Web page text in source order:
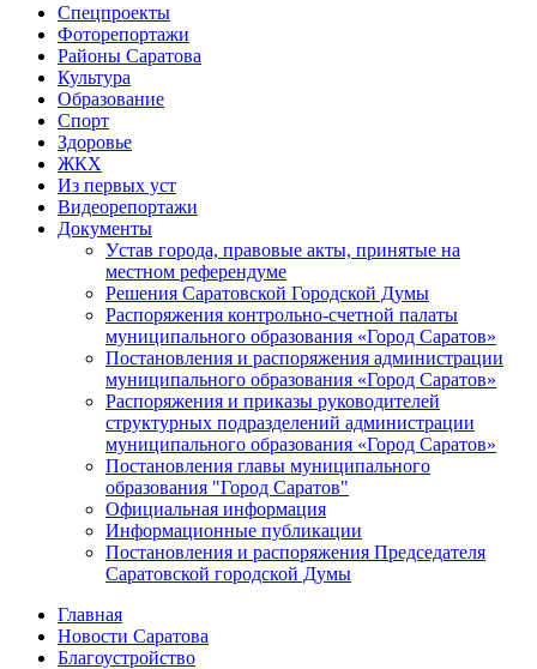
Спецпроекты
Фоторепортажи
Районы Саратова
Культура
Образование
Спорт
Здоровье
ЖКХ
Из пеpвых уст
Видеорепортажи
Документы
Уcтав города, правовые акты, принятые на
местном референдуме
Решения Саратовской Городской Думы
Распоряжения контрольно-счетной палаты
муниципального образования «Город Саратов»
Постановления и распоряжения администрации
муниципального образования «Город Саратов»
Распоряжения и приказы руководителей
структурных подразделений администрации
муниципального образования «Город Саратов»
Постановления главы муниципального
образования "Город Саратов"
Официальная информация
Информационные публикации
Постановления и распоряжения Председателя
Саратовской городской Думы
Главная
Новости Саратова
Благоустройство